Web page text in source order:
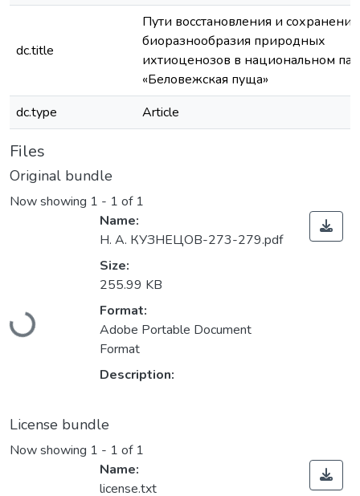
dc.title
Пути восстановления и сохранения
биоразнообразия природных
ихтиоценозов в национальном
«Беловежская пуща»
dc.type
Article
Files
Original bundle
Now showing 1 - 1 of 1
Loading...
Name:
Н. А. КУЗНЕЦОВ-273-279.pdf
Size:
255.99 KB
Format:
Adobe Portable Document
Format
Description:
License bundle
Now showing 1 - 1 of 1
Name:
license.txt